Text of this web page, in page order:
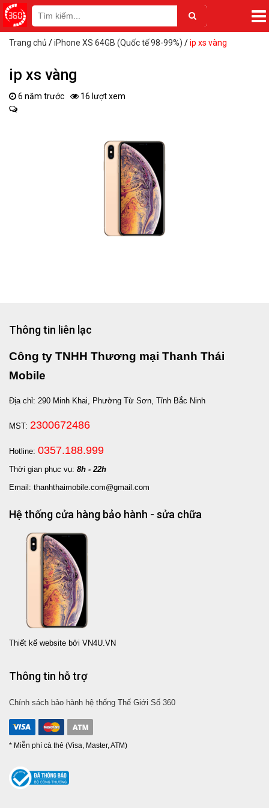
Trang chủ /iPhone XS 64GB (Quốc tế 98-99%) /ip xs vàng
ip xs vàng
6 năm trước 16 lượt xem
Thông tin liên lạc
Công ty TNHH Thương mại Thanh Thái
Mobile
Địa chỉ: 290 Minh Khai, Phường Từ Sơn, Tỉnh Bắc Ninh
MST: 2300672486
Hotline: 0357.188.999
Thời gian phục vụ: 8h - 22h
Email: thanhthaimobile.com@gmail.com
Hệ thống cửa hàng bảo hành - sửa chữa
Thiết kế website bởi VN4U.VN
Thông tin hỗ trợ
Chính sách bảo hành hệ thống Thế Giới Số 360
* Miễn phí cà thẻ (Visa, Master, ATM)